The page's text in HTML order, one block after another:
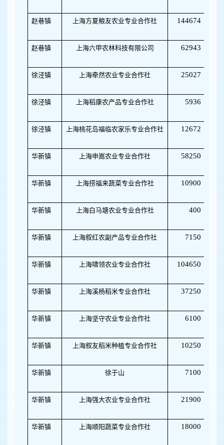
赵巷镇 上海方夏粮友农业专业合作社 144674
赵巷镇 上海六甲农林科技有限公司 62943
徐泾镇 上海牵然农业专业合作社 25027
徐泾镇 上海稻康农产品专业合作社 5936
徐泾镇 上海桃花岛福临农家乐专业合作社 12672
华新镇 上海申嵩农业专业合作社 58250
华新镇 上海捞福来蔬菜专业合作社 10900
华新镇 上海白马塘农业专业合作社 400
华新镇 上海叙红农副产品专业合作社 7150
华新镇 上海啸领农业专业合作社 104650
华新镇 上海溪杨稻米专业合作社 37250
华新镇 上海坚守农业专业合作社 6100
华新镇 上海叙友稻米种植专业合作社 10250
华新镇 徐于山 7100
华新镇 上海强大农业专业合作社 21900
华新镇 上海顺阳蔬菜专业合作社 18000